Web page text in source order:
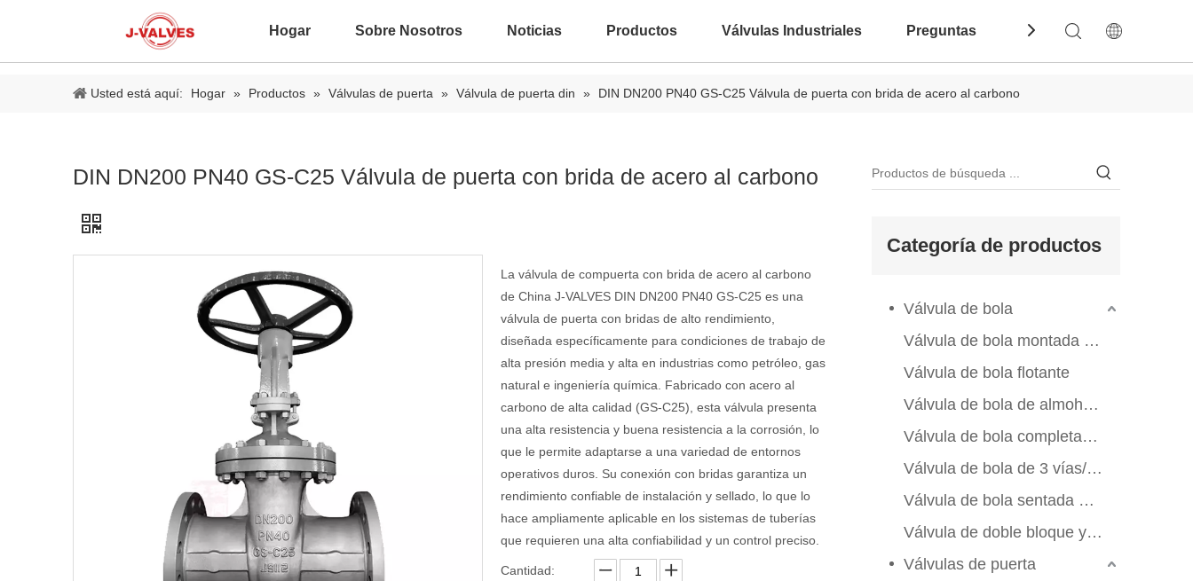
Hogar Sobre Nosotros Noticias Productos Válvulas Industriales Preguntas Frecuentes Contáctenos
Usted está aquí: Hogar » Productos » Válvulas de puerta » Válvula de puerta din » DIN DN200 PN40 GS-C25 Válvula de puerta con brida de acero al carbono
DIN DN200 PN40 GS-C25 Válvula de puerta con brida de acero al carbono
La válvula de compuerta con brida de acero al carbono
de China J-VALVES DIN DN200 PN40 GS-C25 es una
válvula de puerta con bridas de alto rendimiento,
diseñada específicamente para condiciones de trabajo de
alta presión media y alta en industrias como petróleo, gas
natural e ingeniería química. Fabricado con acero al
carbono de alta calidad (GS-C25), esta válvula presenta
una alta resistencia y buena resistencia a la corrosión, lo
que le permite adaptarse a una variedad de entornos
operativos duros. Su conexión con bridas garantiza un
rendimiento confiable de instalación y sellado, lo que lo
hace ampliamente aplicable en los sistemas de tuberías
que requieren una alta confiabilidad y un control preciso.
Cantidad:
Categoría de productos
Válvula de bola
Válvula de bola montada en el muelle
Válvula de bola flotante
Válvula de bola de almohadilla de montaje
Válvula de bola completamente soldada
Válvula de bola de 3 vías/4 vías
Válvula de bola sentada de metal
Válvula de doble bloque y sangrado
Válvulas de puerta